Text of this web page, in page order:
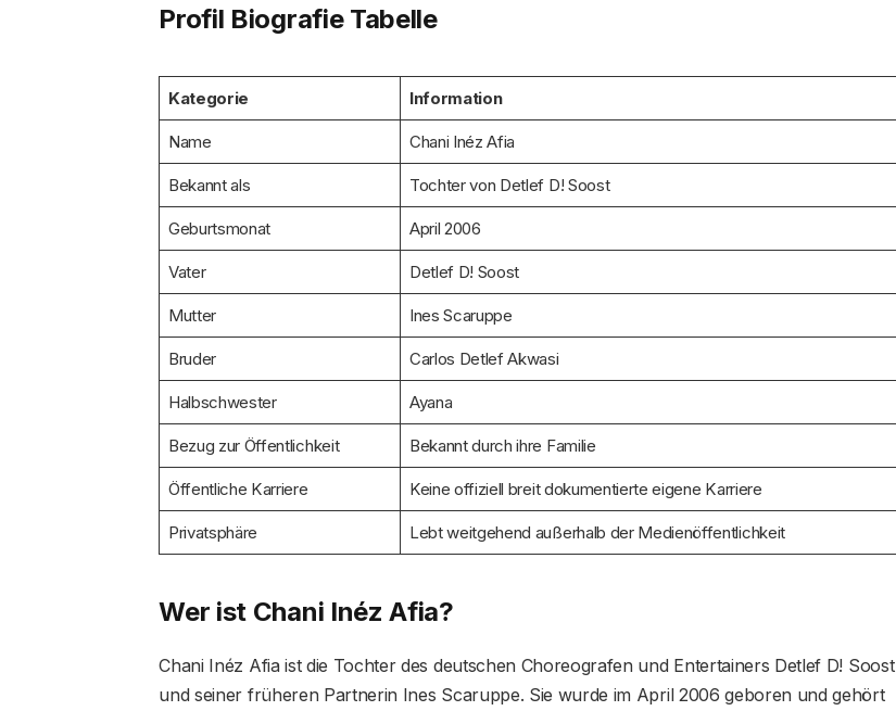
Profil Biografie Tabelle
Kategorie Information
Name Chani Inéz Afia
Bekannt als Tochter von Detlef D! Soost
Geburtsmonat April 2006
Vater Detlef D! Soost
Mutter Ines Scaruppe
Bruder Carlos Detlef Akwasi
Halbschwester Ayana
Bezug zur Öffentlichkeit Bekannt durch ihre Familie
Öffentliche Karriere Keine offiziell breit dokumentierte eigene Karriere
Privatsphäre Lebt weitgehend außerhalb der Medienöffentlichkeit
Wer ist Chani Inéz Afia?
Chani Inéz Afia ist die Tochter des deutschen Choreografen und Entertainers Detlef D! Soost
und seiner früheren Partnerin Ines Scaruppe. Sie wurde im April 2006 geboren und gehört